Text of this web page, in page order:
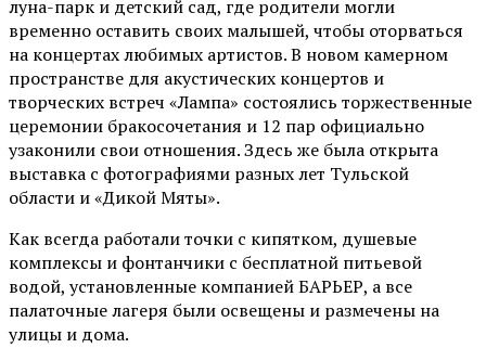
луна-парк и детский сад, где родители могли
временно оставить своих малышей, чтобы оторваться
на концертах любимых артистов. В новом камерном
пространстве для акустических концертов и
творческих встреч «Лампа» состоялись торжественные
церемонии бракосочетания и 12 пар официально
узаконили свои отношения. Здесь же была открыта
выставка с фотографиями разных лет Тульской
области и «Дикой Мяты».
Как всегда работали точки с кипятком, душевые
комплексы и фонтанчики с бесплатной питьевой
водой, установленные компанией БАРЬЕР, а все
палаточные лагеря были освещены и размечены на
улицы и дома.